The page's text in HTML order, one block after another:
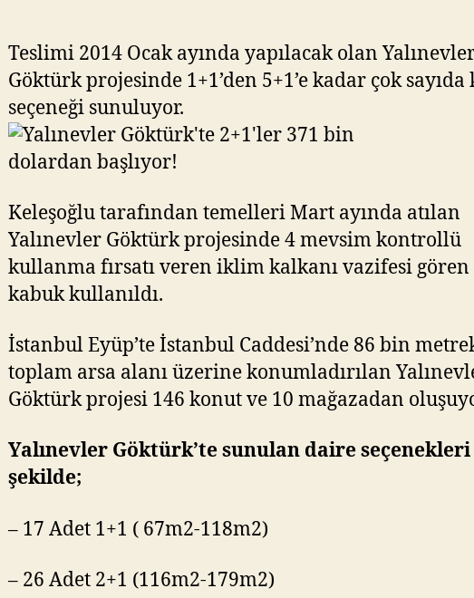
Teslimi 2014 Ocak ayında yapılacak olan
Göktürk projesinde 1+1’den 5+1’e kadar çok
seçeneği sunuluyor.
Keleşoğlu tarafından temelleri Mart ayında atılan
Yalınevler Göktürk projesinde 4 mevsim kontrollü
kullanma fırsatı veren iklim kalkanı vazifesi gören
kabuk kullanıldı.
İstanbul Eyüp’te İstanbul Caddesi’nde 86 bin
toplam arsa alanı üzerine konumladırılan
Göktürk projesi 146 konut ve 10 mağazadan
Yalınevler Göktürk’te sunulan daire seçenekleri
şekilde;
– 17 Adet 1+1 ( 67m2-118m2)
– 26 Adet 2+1 (116m2-179m2)